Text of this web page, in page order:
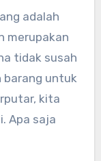
adalah
merupakan
tidak susah
barang untuk
kita
Apa saja